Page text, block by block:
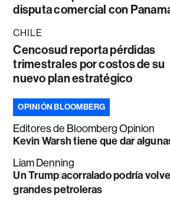
disputa comercial con
CHILE
Cencosud reporta pérdidas
trimestrales por costos de su
nuevo plan estratégico
OPINIÓN BLOOMBERG
Editores de Bloomberg Opinion
Kevin Warsh tiene que dar
Liam Denning
Un Trump acorralado podría
grandes petroleras